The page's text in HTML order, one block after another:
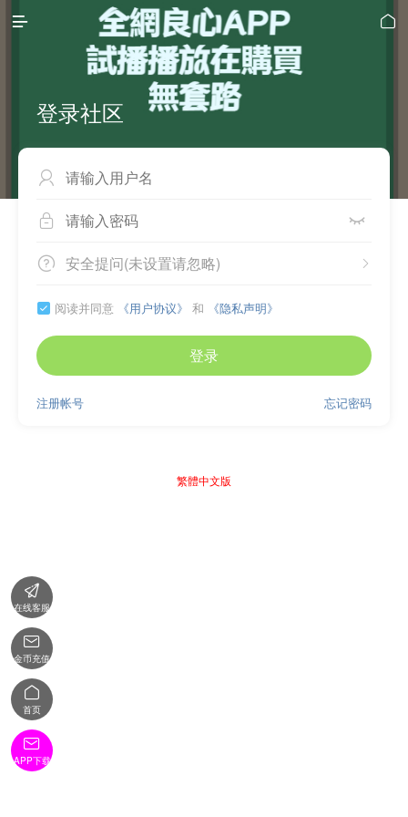
 
登录社区

 
 
安全提问(未设置请忽略)
 阅读并同意 《用户协议》 和 《隐私声明》
登录
忘记密码
注册帐号
繁體中文版

在线客服

金币充值

首页

APP下载